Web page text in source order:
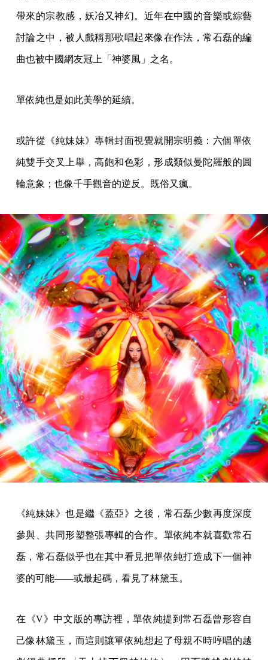
帶來的宗教感，妖冶又神幻。近年在中國的音樂或綜藝
討論之中，被人戲稱那歌唱起來像在作法，常石磊的編
曲也被中國網友冠上「神婆風」之名。
單依純也是如此美學的延續。
或許從《純妹妹》專輯封面視覺就開宗明義：六個單依
純雙手交叉上舉，高飽和色彩，形成類似曼陀羅般的圓
輪意象；也像千手觀音的逆反。既俗又瘋。
《純妹妹》也是繼《蓋亞》之後，常石磊少數再度深度
參與、共同形塑整張專輯的合作。單依純本就喜歡常石
磊，常石磊似乎也在其中看見把單依純打造成下一個神
婆的可能——或最起碼，看見了林黛玉。
在《V》中文版的專訪裡，單依純提到常石磊曾形容自
己像林黛玉，而這則讓單依純想起了母親不時哼唱的越